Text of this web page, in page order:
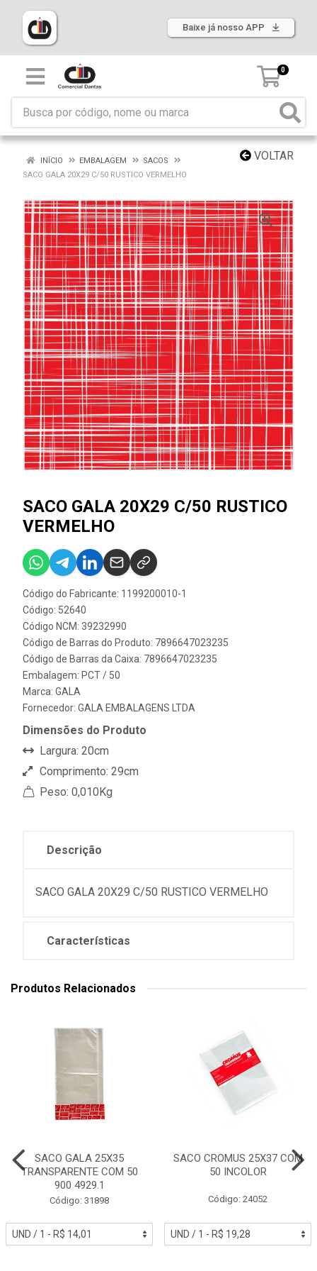
Baixe já nosso APP
0
VOLTAR
INÍCIO EMBALAGEM
SACOS
SACO GALA 20X29 C/50 RUSTICO VERMELHO
SACO GALA 20X29 C/50 RUSTICO
VERMELHO
Código do Fabricante: 1199200010-1
Código: 52640
Código NCM: 39232990
Código de Barras do Produto: 7896647023235
Código de Barras da Caixa: 7896647023235
Embalagem: PCT / 50
Marca: GALA
Fornecedor: GALA EMBALAGENS LTDA
Dimensões do Produto
Largura: 20cm
Comprimento: 29cm
Peso: 0,010Kg
Descrição
SACO GALA 20X29 C/50 RUSTICO VERMELHO
Características
Produtos Relacionados
SACO GALA 25X35
TRANSPARENTE COM 50
900 4929.1
Código: 31898
SACO CROMUS 25X37 COM
50 INCOLOR
Código: 24052